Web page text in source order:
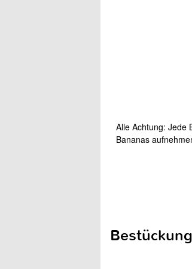
Alle Achtung: Jede
Bananas